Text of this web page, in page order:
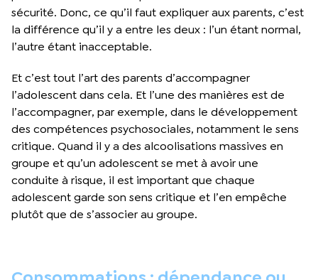
sécurité. Donc, ce qu’il faut expliquer aux parents, c’est
la différence qu’il y a entre les deux : l’un étant normal,
l’autre étant inacceptable.
Et c’est tout l’art des parents d’accompagner
l’adolescent dans cela. Et l’une des manières est de
l’accompagner, par exemple, dans le développement
des compétences psychosociales, notamment le sens
critique. Quand il y a des alcoolisations massives en
groupe et qu’un adolescent se met à avoir une
conduite à risque, il est important que chaque
adolescent garde son sens critique et l’en empêche
plutôt que de s’associer au groupe.